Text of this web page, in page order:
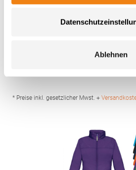
Ablehnen
RY5090 Roly NORWAY Jacke
Taffeta 290; Wattierung: 100% Polyester, 150 g/
Kinnschutz Zwei Seitentaschen mit Reißverschluss Elastische
und gleichfarbige Stoffeinfassung an
Kapuze Innenfutter in Kontrastfarbe Inklusive Tasche zum
Produktsicherheit: Herst.-Nr.:
S.A Ctra. Santomera / Abanilla Km 8.8
Spanien E-Mail: info@gorfactory.es
* Preise inkl. gesetzlicher Mwst. +